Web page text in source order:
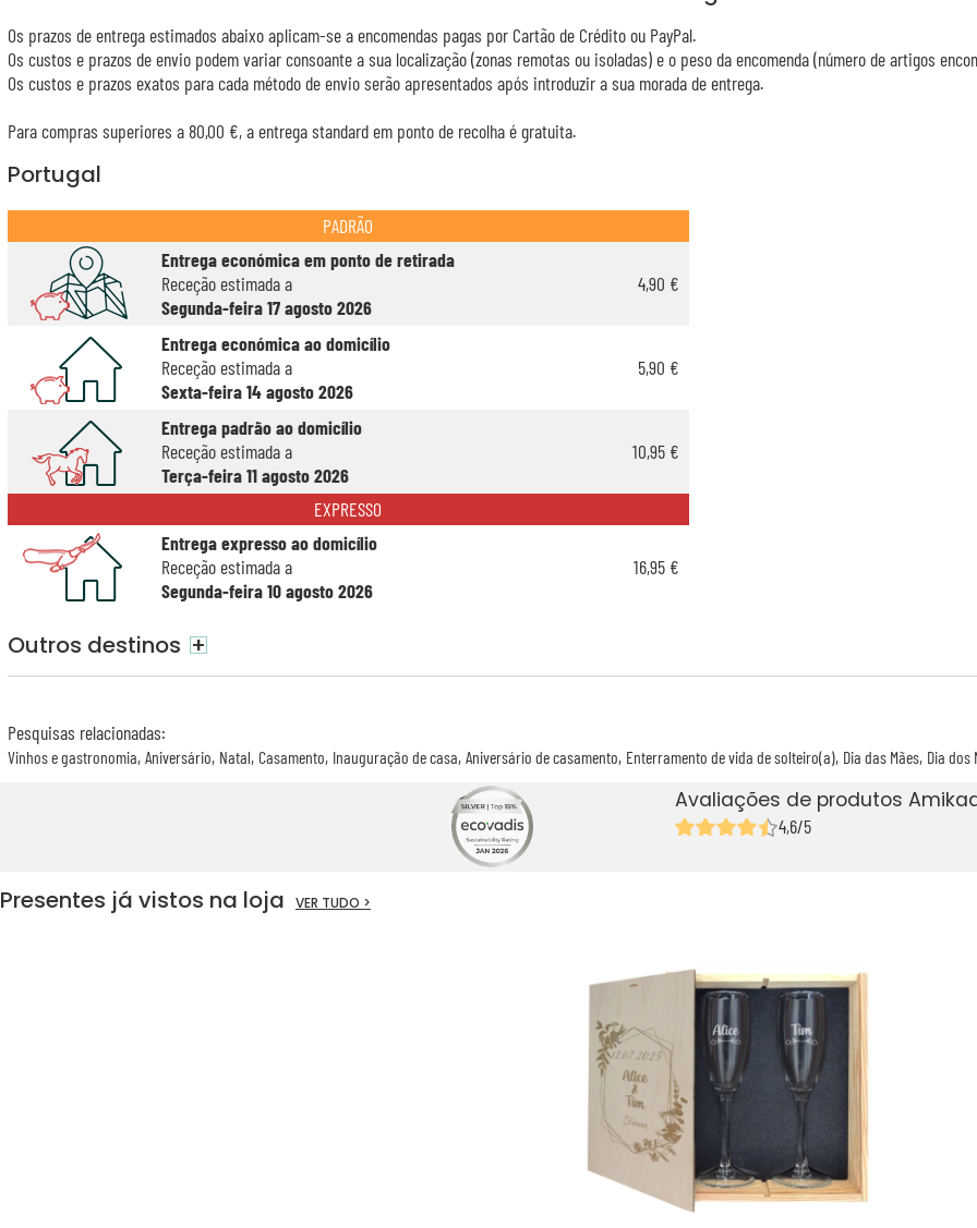
Os prazos de entrega estimados abaixo aplicam-se a encomendas pagas por Cartão de Crédito ou PayPal.
Os custos e prazos de envio podem variar consoante a sua localização (zonas remotas ou isoladas) e o peso da encomenda (número de artigos
Os custos e prazos exatos para cada método de envio serão apresentados após introduzir a sua morada de entrega.
Para compras superiores a 80,00 €, a entrega standard em ponto de recolha é gratuita.
Portugal
PADRÃO
Entrega económica em ponto de retirada
Receção estimada a
Segunda-feira 17 agosto 2026
4,90 €
Entrega económica ao domicílio
Receção estimada a
Sexta-feira 14 agosto 2026
5,90 €
Entrega padrão ao domicílio
Receção estimada a
Terça-feira 11 agosto 2026
10,95 €
EXPRESSO
Entrega expresso ao domicílio
Receção estimada a
Segunda-feira 10 agosto 2026
16,95 €
Outros destinos +
Pesquisas relacionadas:
Vinhos e gastronomia Aniversário Natal Casamento Inauguração de casa Aniversário de casamento Enterramento de vida de solteiro(a) Dia das Mães Dia dos
Avaliações de produtos
4,6/5
Presentes já vistos na loja VER TUDO >